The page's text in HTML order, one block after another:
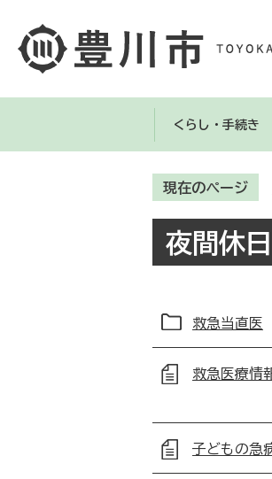
くらし・手続き
現在のページ
夜間休
救急当直医
救急医療情
子どもの急